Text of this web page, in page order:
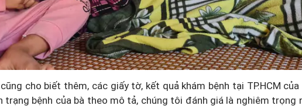
cho biết thêm, các giấy tờ, kết quả khám bệnh tại TP.HCM của
trạng bệnh của bà theo mô tả, chúng tôi đánh giá là nghiêm trọng
nghiệp thủy sản cảnh báo
trong dự thảo Luật
An toàn thực phẩm
Chính sách hậu
động: "Đi để trở
lập nghiệp cho